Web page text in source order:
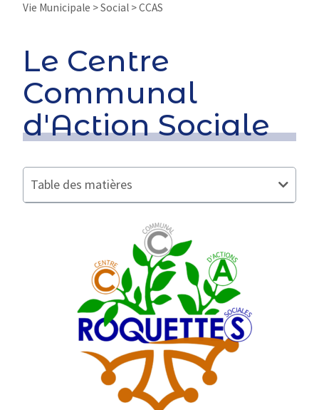
Vie Municipale > Social > CCAS
Le Centre
Communal
d'Action Sociale
Table des matières